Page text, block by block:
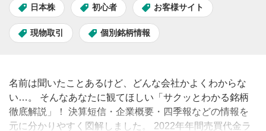
日本株 初心者 お客様サイト
現物取引 個別銘柄情報
名前は聞いたことあるけど、どんな会社かよくわからな
い…。 そんなあなたに観てほしい「サクッとわかる銘柄
徹底解説」！ 決算短信・企業概要・四季報などの情報を
元に分かりやすく図解しました。 2022年年間売買代金ラ